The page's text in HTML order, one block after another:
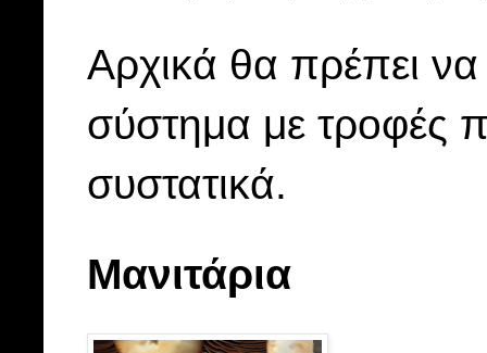
Αρχικά θα πρέπει
σύστημα με τροφές
συστατικά.
Μανιτάρια